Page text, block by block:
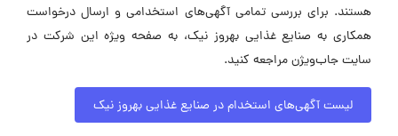
هستند. برای بررسی تمامی آگهی‌های استخدامی و ارسال درخواست
همکاری به صنایع غذایی بهروز نیک، به صفحه ویژه این شرکت در
سایت جاب‌ویژن مراجعه کنید.
لیست آگهی‌های استخدام در صنایع غذایی بهروز نیک